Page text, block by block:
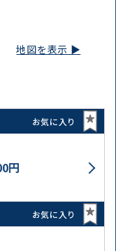
1地図を表示 ▶︎
お気に入り
円
お気に入り